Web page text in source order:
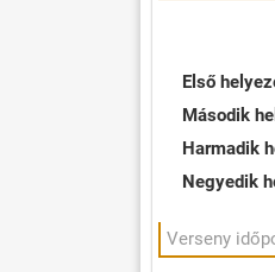
Első
Második
Harmadik
Negyedik
Verseny